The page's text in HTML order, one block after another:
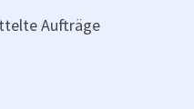
Aufträge